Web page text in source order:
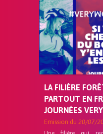
LA FILIÈRE
PARTOUT EN
JOURNÉES
Emission du 20/07/